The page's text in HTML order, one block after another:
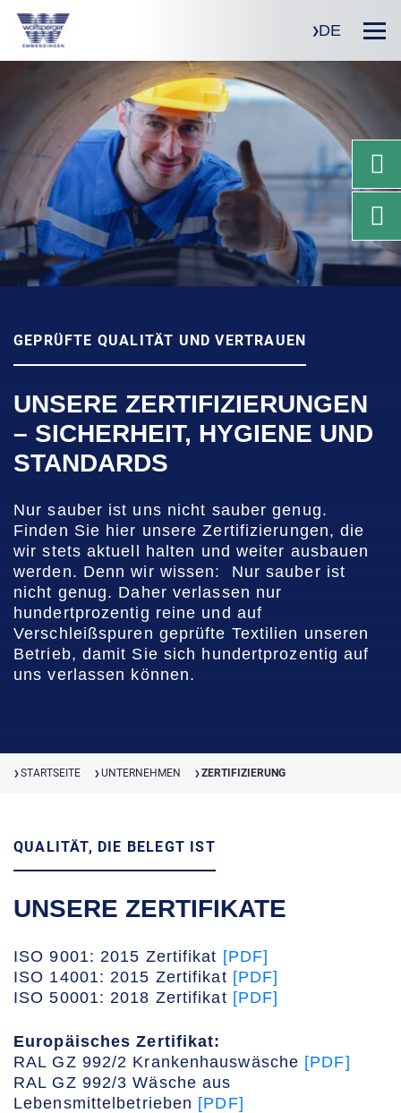
DE
GEPRÜFTE QUALITÄT UND VERTRAUEN
UNSERE ZERTIFIZIERUNGEN
– SICHERHEIT, HYGIENE UND
STANDARDS
Nur sauber ist uns nicht sauber genug.
Finden Sie hier unsere Zertifizierungen, die
wir stets aktuell halten und weiter ausbauen
werden. Denn wir wissen: Nur sauber ist
nicht genug. Daher verlassen nur
hundertprozentig reine und auf
Verschleißspuren geprüfte Textilien unseren
Betrieb, damit Sie sich hundertprozentig auf
uns verlassen können.
❯ STARTSEITE ❯ UNTERNEHMEN ❯ ZERTIFIZIERUNG
QUALITÄT, DIE BELEGT IST
UNSERE ZERTIFIKATE
ISO 9001: 2015 Zertifikat [PDF]
ISO 14001: 2015 Zertifikat [PDF]
ISO 50001: 2018 Zertifikat [PDF]
Europäisches Zertifikat:
RAL GZ 992/2 Krankenhauswäsche [PDF]
RAL GZ 992/3 Wäsche aus
Lebensmittelbetrieben [PDF]